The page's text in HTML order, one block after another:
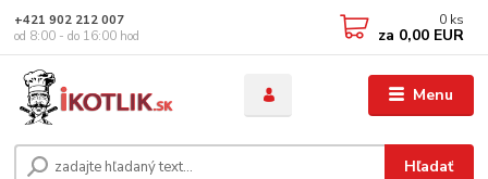
Menu
Hľadať
+421 902 212 007
od 8:00 - do 16:00 hod
0 ks
za 0,00 EUR